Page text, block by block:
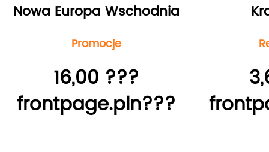
Nowa Europa Wschodnia
Promocje
16,00 ???
frontpage.pln???